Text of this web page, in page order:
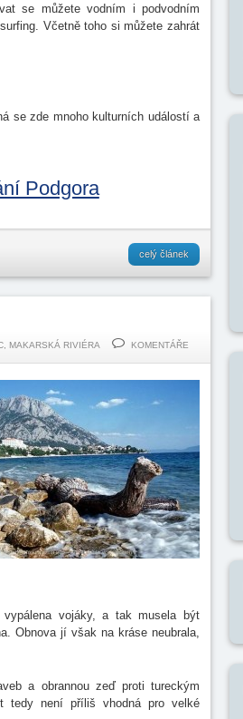
se můžete vodním i podvodním
Včetně toho si můžete zahrát
se zde mnoho kulturních událostí a
Podgora
celý článek
MAKARSKÁ RIVIÉRA KOMENTÁŘE
vojáky, a tak musela být
Obnova jí však na kráse neubrala,
a obrannou zeď proti tureckým
tedy není příliš vhodná pro velké